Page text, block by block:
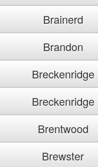
Brainerd
Brandon
Breckenridge
Breckenridge
Brentwood
Brewster